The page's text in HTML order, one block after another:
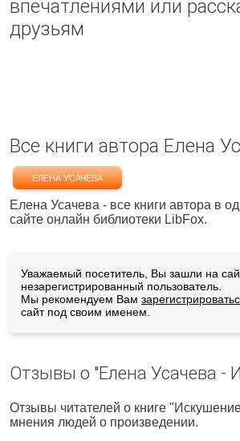
впечатлениями или
друзьям
Все книги автора Елена
ЕЛЕНА УСАЧЕВА
Елена Усачева - все книги автора в
сайте онлайн библиотеки LibFox.
Уважаемый посетитель, Вы зашли на
незарегистрированный пользователь.
Мы рекомендуем Вам
сайт под своим именем.
Отзывы о "Елена Усачева -
Отзывы читателей о книге
мнения людей о произведении.